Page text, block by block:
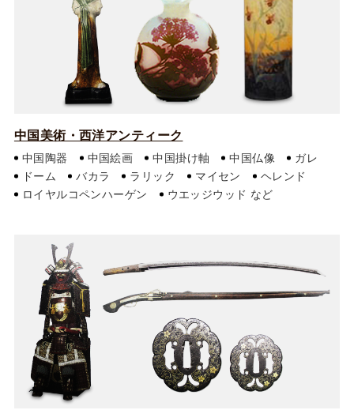
中国美術・西洋アンティーク
中国陶器 中国絵画 中国掛け軸 中国仏像
ガレ
ドーム
バカラ ラリック マイセン
ヘレンド
ロイヤルコペンハーゲン
ウエッジウッド